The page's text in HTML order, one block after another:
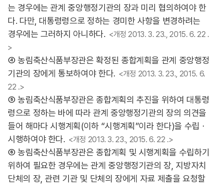
는 경우에는 관계 중앙행정기관의 장과 미리 협의하여야 한
다. 다만, 대통령령으로 정하는 경미한 사항을 변경하려는
경우에는 그러하지 아니하다. <개정 2013. 3. 23., 2015. 6. 22 .
>
④ 농림축산식품부장관은 확정된 종합계획을 관계 중앙행정
기관의 장에게 통보하여야 한다. <개정 2013. 3. 23., 2015. 6.
22 .>
⑤ 농림축산식품부장관은 종합계획의 추진을 위하여 대통령
령으로 정하는 바에 따라 관계 중앙행정기관의 장의 의견을
들어 해마다 시행계획(이하 “시행계획”이라 한다)을 수립ㆍ
시행하여야 한다. <개정 2013. 3. 23., 2015. 6. 22 .>
⑥ 농림축산식품부장관은 종합계획 및 시행계획을 수립하기
위하여 필요한 경우에는 관계 중앙행정기관의 장, 지방자치
단체의 장, 관련 기관 및 단체의 장에게 자료 제출을 요청할